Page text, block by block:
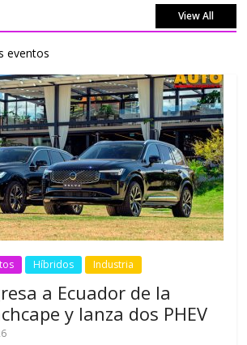
View All
eventos
Híbridos Industria
a Ecuador de la
y lanza dos PHEV